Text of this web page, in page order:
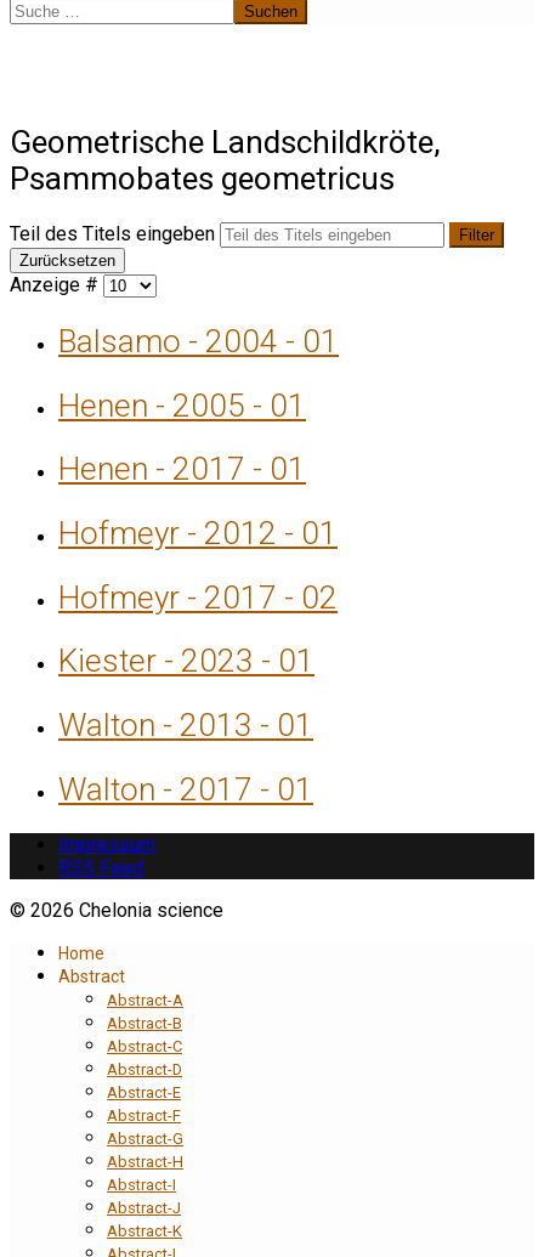
Suchen
Geometrische Landschildkröte,
Psammobates geometricus
Teil des Titels eingeben
Filter
Zurücksetzen
Anzeige #
Balsamo - 2004 - 01
Henen - 2005 - 01
Henen - 2017 - 01
Hofmeyr - 2012 - 01
Hofmeyr - 2017 - 02
Kiester - 2023 - 01
Walton - 2013 - 01
Walton - 2017 - 01
Impressum
RSS Feed
© 2026 Chelonia science
Home
Abstract
Abstract-A
Abstract-B
Abstract-C
Abstract-D
Abstract-E
Abstract-F
Abstract-G
Abstract-H
Abstract-I
Abstract-J
Abstract-K